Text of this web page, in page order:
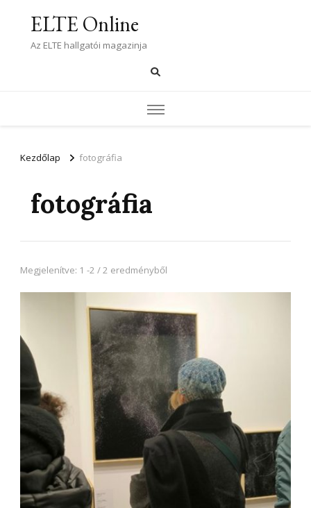
ELTE Online
Az ELTE hallgatói magazinja
Kezdőlap fotográfia
fotográfia
Megjelenítve: 1 -2 / 2 eredményből